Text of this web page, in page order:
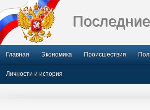
Главная Экономика Происшествия
Личности и история